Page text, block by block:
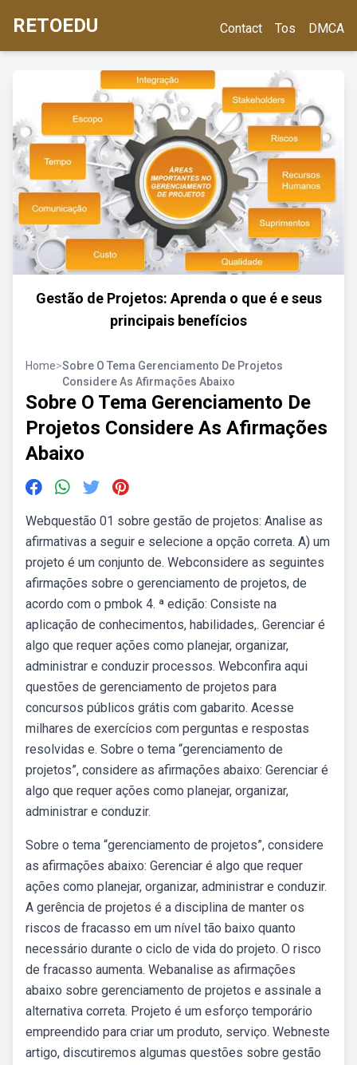
RETOEDU Contact Tos DMCA
Gestão de Projetos: Aprenda o que é e seus
principais benefícios
Home>Sobre O Tema Gerenciamento De Projetos
Considere As Afirmações Abaixo
Sobre O Tema Gerenciamento De
Projetos Considere As Afirmações
Abaixo
Webquestão 01 sobre gestão de projetos: Analise as
afirmativas a seguir e selecione a opção correta. A) um
projeto é um conjunto de. Webconsidere as seguintes
afirmações sobre o gerenciamento de projetos, de
acordo com o pmbok 4. ª edição: Consiste na
aplicação de conhecimentos, habilidades,. Gerenciar é
algo que requer ações como planejar, organizar,
administrar e conduzir processos. Webconfira aqui
questões de gerenciamento de projetos para
concursos públicos grátis com gabarito. Acesse
milhares de exercícios com perguntas e respostas
resolvidas e. Sobre o tema “gerenciamento de
projetos”, considere as afirmações abaixo: Gerenciar é
algo que requer ações como planejar, organizar,
administrar e conduzir.
Sobre o tema “gerenciamento de projetos”, considere
as afirmações abaixo: Gerenciar é algo que requer
ações como planejar, organizar, administrar e conduzir.
A gerência de projetos é a disciplina de manter os
riscos de fracasso em um nível tão baixo quanto
necessário durante o ciclo de vida do projeto. O risco
de fracasso aumenta. Webanalise as afirmações
abaixo sobre gerenciamento de projetos e assinale a
alternativa correta. Projeto é um esforço temporário
empreendido para criar um produto, serviço. Webneste
artigo, discutiremos algumas questões sobre gestão